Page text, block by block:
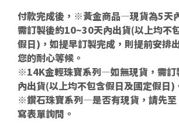
付款完成後，※黃金商品—現貨為5天
需訂製後約10~30天內出貨(以上均不
假日)，如提早訂製完成，則提前安排
您的耐心等候。
※14K金輕珠寶系列—如無現貨，需
內出貨(以上均不包含假日及國定假日)
※鑽石珠寶系列—是否有現貨，請先至
寫表單詢問。